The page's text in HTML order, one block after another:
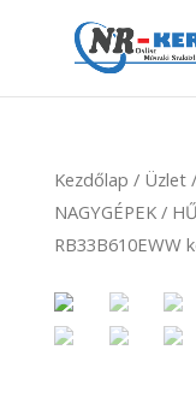
Kezdőlap / Üzlet/
NAGYGÉPEK/
RB33B610EWW